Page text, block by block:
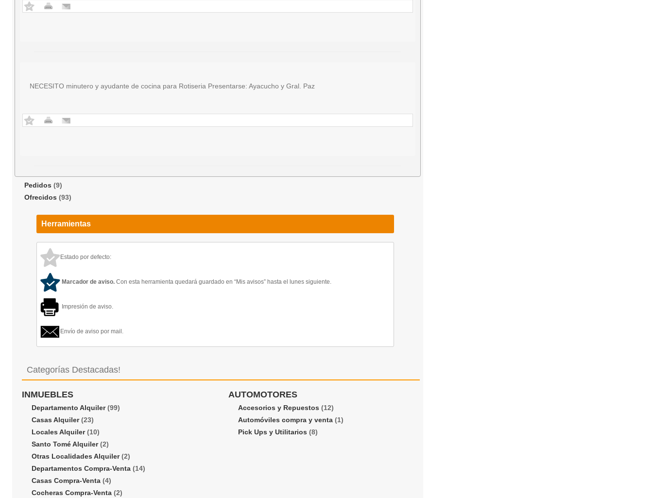
NECESITO minutero y ayudante de cocina para Rotiseria Presentarse: Ayacucho y Gral. Paz
Pedidos (9)
Ofrecidos (93)
Herramientas
Estado por defecto:
Marcador de aviso. Con esta herramienta quedará guardado en “Mis avisos” hasta el lunes siguiente.
Impresión de aviso.
Envío de aviso por mail.
Categorías Destacadas!
INMUEBLES
Departamento Alquiler(99)
Casas Alquiler(23)
Locales Alquiler(10)
Santo Tomé Alquiler(2)
Otras Localidades Alquiler(2)
Departamentos Compra-Venta (14)
Casas Compra-Venta (4)
Cocheras Compra-Venta (2)
AUTOMOTORES
Accesorios y Repuestos (12)
Automóviles compra y venta(1)
Pick Ups y Utilitarios (8)